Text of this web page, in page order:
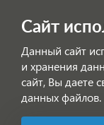
Сайт
Данный сайт
и хранения
сайт, Вы даете
данных файлов.